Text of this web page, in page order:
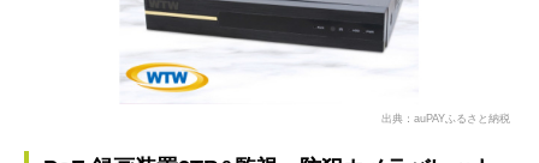
出典：auPAYふるさと納税